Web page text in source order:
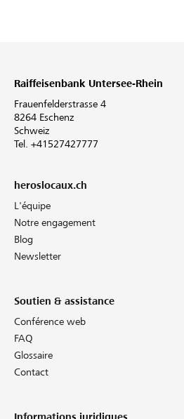
Raiffeisenbank Untersee-Rhein
Frauenfelderstrasse 4
8264 Eschenz
Schweiz
Tel. +41527427777
heroslocaux.ch
L'équipe
Notre engagement
Blog
Newsletter
Soutien & assistance
Conférence web
FAQ
Glossaire
Contact
Informations juridiques